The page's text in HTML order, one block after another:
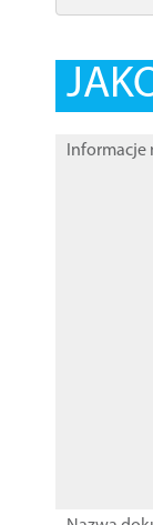
Informacje